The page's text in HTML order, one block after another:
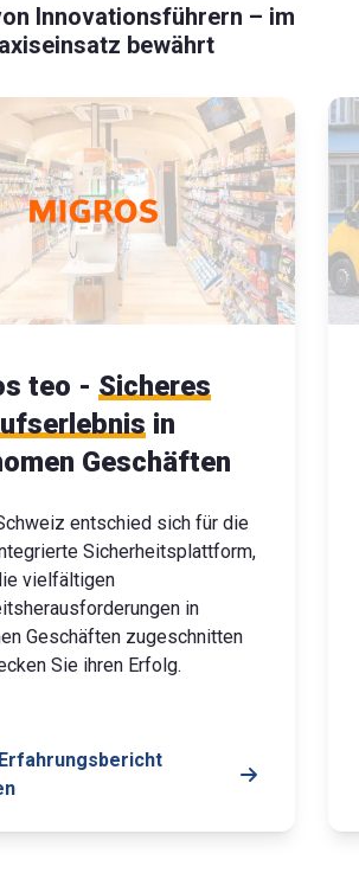
Innovationsführern – im
bewährt
teo - Sicheres
in
Geschäften
entschied sich für die
Sicherheitsplattform,
vielfältigen
in
Geschäften zugeschnitten
Sie ihren Erfolg.